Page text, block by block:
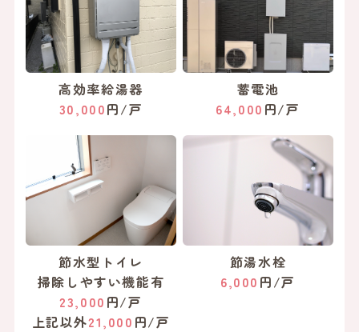
高効率給湯器
30,000円/戸
蓄電池
64,000 円/戸
節水型トイレ
掃除しやすい機能有
23,000 円/戸
上記以外21,000 円/戸
節湯水栓
6,000 円/戸